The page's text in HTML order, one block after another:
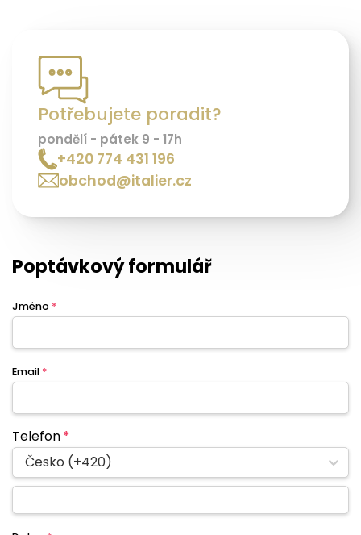
Potřebujete poradit?
pondělí - pátek 9 - 17h
+420 774 431 196
obchod@italier.cz
Poptávkový formulář
Jméno *
Email *
Telefon*
Česko (+420)